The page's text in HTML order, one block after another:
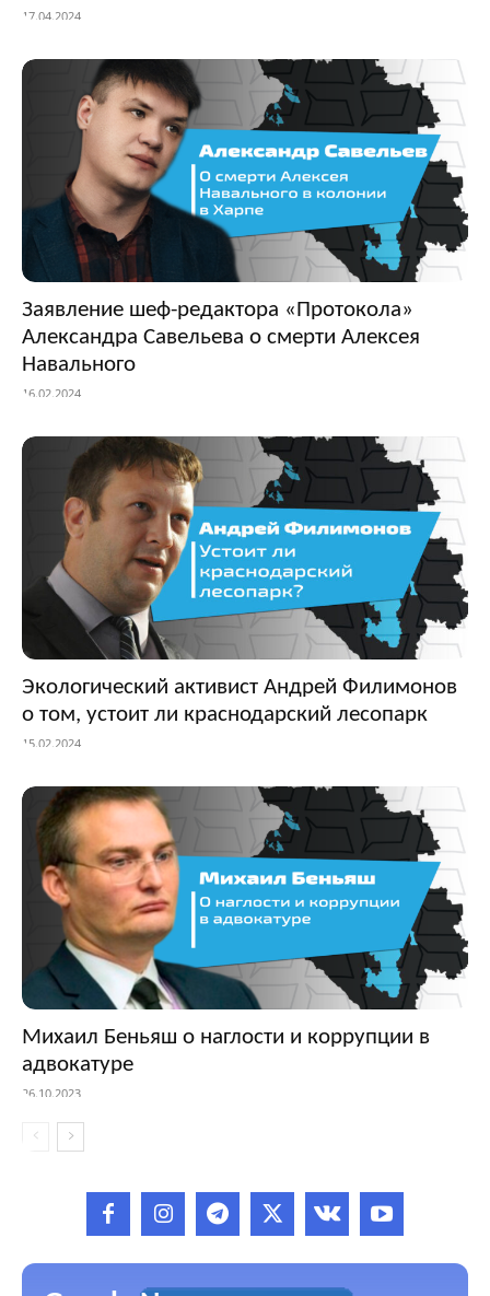
17.04.2024
Заявление шеф-редактора «Протокола»
Александра Савельева о смерти Алексея
Навального
16.02.2024
Экологический активист Андрей Филимонов
о том, устоит ли краснодарский лесопарк
15.02.2024
Михаил Беньяш о наглости и коррупции в
адвокатуре
26.10.2023